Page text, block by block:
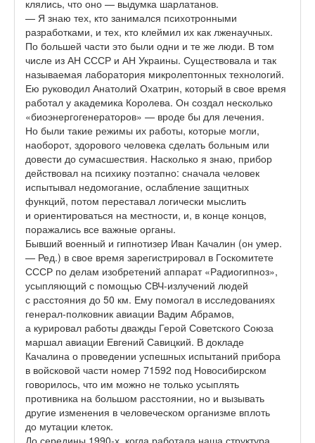
клялись, что оно — выдумка шарлатанов.
— Я знаю тех, кто занимался психотронными
разработками, и тех, кто клеймил их как лженаучных.
По большей части это были одни и те же люди. В том
числе из АН СССР и АН Украины. Существовала и так
называемая лаборатория микролептонных технологий.
Ею руководил Анатолий Охатрин, который в свое время
работал у академика Королева. Он создал несколько
«биоэнергогенераторов» — вроде бы для лечения.
Но были такие режимы их работы, которые могли,
наоборот, здорового человека сделать больным или
довести до сумасшествия. Насколько я знаю, прибор
действовал на психику поэтапно: сначала человек
испытывал недомогание, ослабление защитных
функций, потом переставал логически мыслить
и ориентироваться на местности, и, в конце концов,
поражались все важные органы.
Бывший военный и гипнотизер Иван Качалин (он умер.
— Ред.) в свое время зарегистрировал в Госкомитете
СССР по делам изобретений аппарат «Радиогипноз»,
усыпляющий с помощью СВЧ-излучений людей
с расстояния до 50 км. Ему помогал в исследованиях
генерал-полковник авиации Вадим Абрамов,
а курировал работы дважды Герой Советского Союза
маршал авиации Евгений Савицкий. В докладе
Качалина о проведении успешных испытаний прибора
в войсковой части номер 71592 под Новосибирском
говорилось, что им можно не только усыплять
противника на большом расстоянии, но и вызывать
другие изменения в человеческом организме вплоть
до мутации клеток.
До середины 1990-х, когда работала наша структура,